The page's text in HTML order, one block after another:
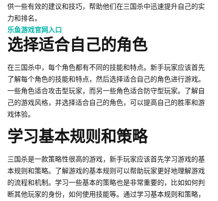
供一些有效的建议和技巧，帮助他们在三国杀中迅速提升自己的实
力和排名。
乐鱼游戏官网入口
选择适合自己的角色
在三国杀中，每个角色都有不同的技能和特点。新手玩家应该首先
了解每个角色的技能和特点，然后选择适合自己的角色进行游戏。
一些角色适合攻击型玩家，而另一些角色适合防守型玩家。了解自
己的游戏风格，并选择适合自己的角色，可以提高自己的胜率和游
戏体验。
学习基本规则和策略
三国杀是一款策略性很高的游戏，新手玩家应该首先学习游戏的基
本规则和策略。了解游戏的基本规则可以帮助玩家更好地理解游戏
的流程和机制。学习一些基本的策略也是非常重要的，比如如何判
断其他玩家的身份，如何使用技能等。通过学习基本规则和策略，